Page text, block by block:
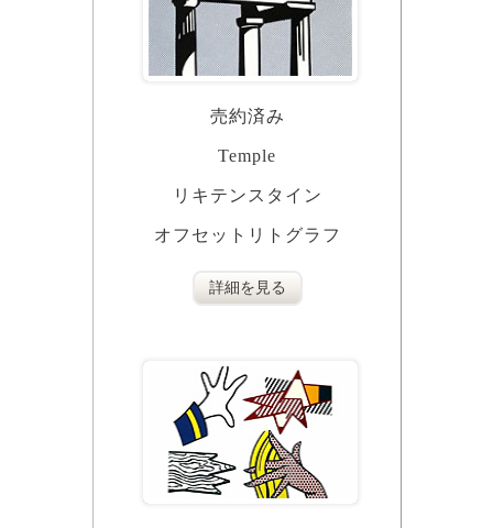
売約済み
Temple
リキテンスタイン
オフセットリトグラフ
詳細を見る